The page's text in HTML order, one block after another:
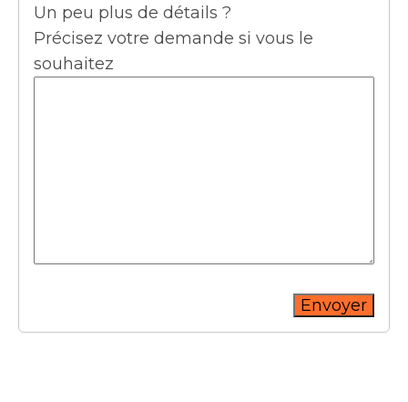
Un peu plus de détails ?
Précisez votre demande si vous le
souhaitez
Envoyer